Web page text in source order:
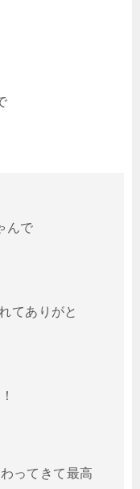
んで
てありがと
ってきて最高